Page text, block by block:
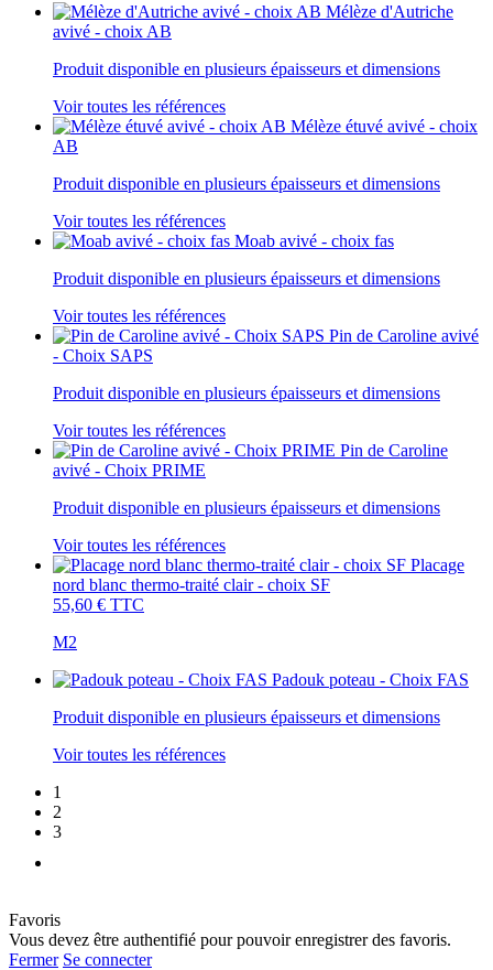
Mélèze d'Autriche
avivé - choix AB
Produit disponible en plusieurs épaisseurs et dimensions
Voir toutes les références
Mélèze étuvé avivé - choix
AB
Produit disponible en plusieurs épaisseurs et dimensions
Voir toutes les références
Moab avivé - choix fas
Produit disponible en plusieurs épaisseurs et dimensions
Voir toutes les références
Pin de Caroline avivé
- Choix SAPS
Produit disponible en plusieurs épaisseurs et dimensions
Voir toutes les références
Pin de Caroline
avivé - Choix PRIME
Produit disponible en plusieurs épaisseurs et dimensions
Voir toutes les références
Placage
nord blanc thermo-traité clair - choix SF
55,60 € TTC
M2
Padouk poteau - Choix FAS
Produit disponible en plusieurs épaisseurs et dimensions
Voir toutes les références
1
2
3
Favoris
Vous devez être authentifié pour pouvoir enregistrer des favoris.
Fermer Se connecter